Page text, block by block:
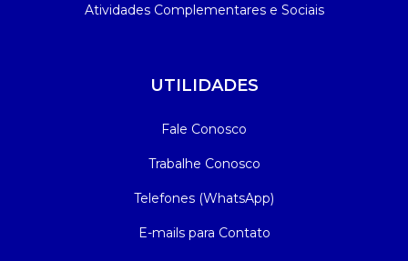
Atividades Complementares e Sociais
UTILIDADES
Fale Conosco
Trabalhe Conosco
Telefones (WhatsApp)
E-mails para Contato